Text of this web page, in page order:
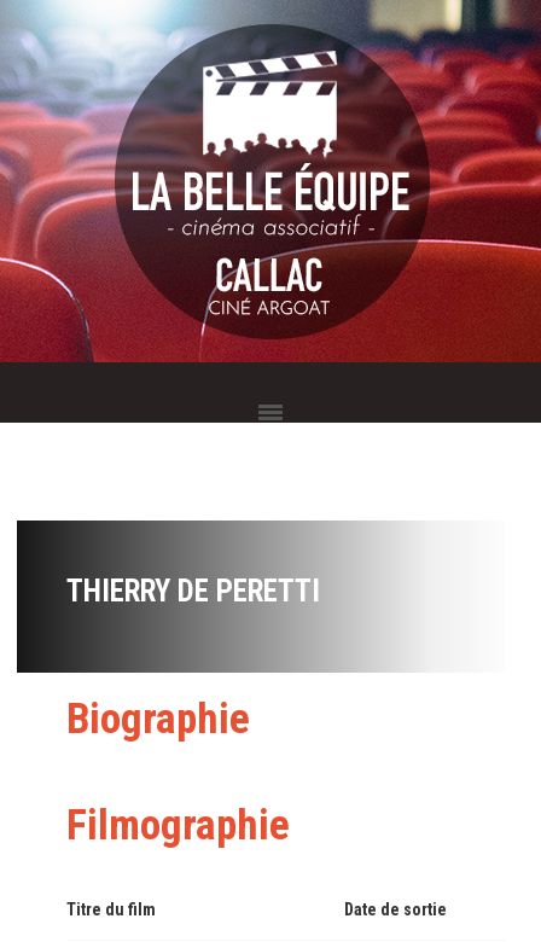
THIERRY DE PERETTI
Biographie
Filmographie
Titre du film Date de sortie